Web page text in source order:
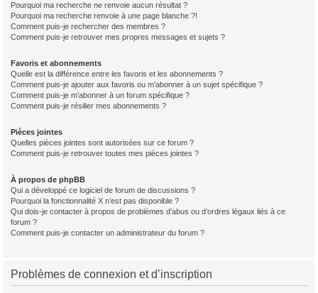
Pourquoi ma recherche ne renvoie aucun résultat ?
Pourquoi ma recherche renvoie à une page blanche ?!
Comment puis-je rechercher des membres ?
Comment puis-je retrouver mes propres messages et sujets ?
Favoris et abonnements
Quelle est la différence entre les favoris et les abonnements ?
Comment puis-je ajouter aux favoris ou m’abonner à un sujet spécifique ?
Comment puis-je m’abonner à un forum spécifique ?
Comment puis-je résilier mes abonnements ?
Pièces jointes
Quelles pièces jointes sont autorisées sur ce forum ?
Comment puis-je retrouver toutes mes pièces jointes ?
À propos de phpBB
Qui a développé ce logiciel de forum de discussions ?
Pourquoi la fonctionnalité X n’est pas disponible ?
Qui dois-je contacter à propos de problèmes d’abus ou d’ordres légaux liés à ce
forum ?
Comment puis-je contacter un administrateur du forum ?
Problèmes de connexion et d’inscription